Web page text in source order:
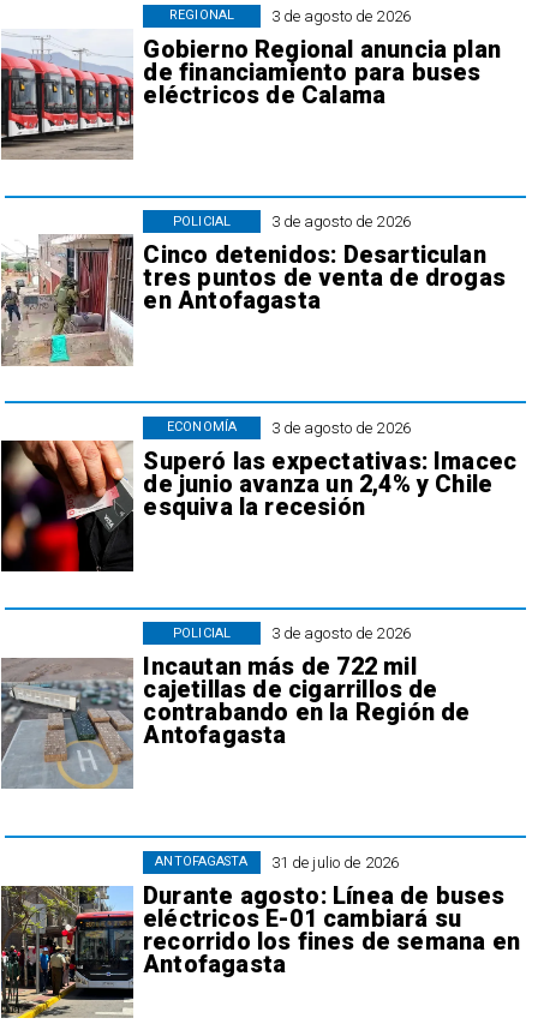
3 de agosto de 2026
Gobierno Regional anuncia plan
de financiamiento para buses
eléctricos de Calama
REGIONAL
3 de agosto de 2026
Cinco detenidos: Desarticulan
tres puntos de venta de drogas
en Antofagasta
POLICIAL
3 de agosto de 2026
Superó las expectativas: Imacec
de junio avanza un 2,4% y Chile
esquiva la recesión
ECONOMÍA
3 de agosto de 2026
Incautan más de 722 mil
cajetillas de cigarrillos de
contrabando en la Región de
Antofagasta
POLICIAL
31 de julio de 2026
Durante agosto: Línea de buses
eléctricos E-01 cambiará su
recorrido los fines de semana en
Antofagasta
ANTOFAGASTA